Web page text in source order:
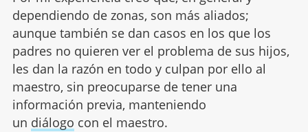
dependiendo de zonas, son más aliados;
aunque también se dan casos en los que los
padres no quieren ver el problema de sus hijos,
les dan la razón en todo y culpan por ello al
maestro, sin preocuparse de tener una
información previa, manteniendo
un diálogo con el maestro.